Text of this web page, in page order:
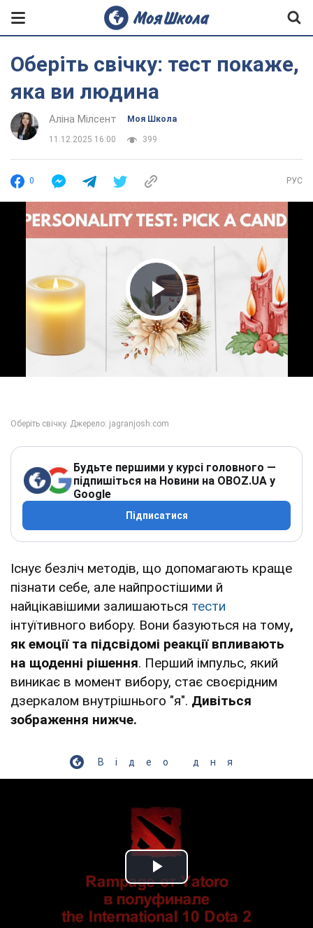
Оберіть свічку: тест покаже,
яка ви людина
Аліна Мілсент Моя Школа
11.12.2025 16:00 399
0 РУС
Play Video
Будьте першими у курсі головного —
підпишіться на Новини на OBOZ.UA у
Google
Підписатися
Існує безліч методів, що допомагають краще
пізнати себе, але найпростішими й
найцікавішими залишаються тести
інтуїтивного вибору. Вони базуються на тому,
як емоції та підсвідомі реакції впливають
на щоденні рішення. Перший імпульс, який
виникає в момент вибору, стає своєрідним
дзеркалом внутрішнього "я". Дивіться
зображення нижче.
Відео дня
Play Video